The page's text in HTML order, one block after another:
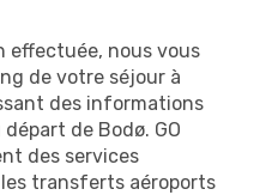
effectuée, nous vous
de votre séjour à
des informations
de Bodø. GO
des services
transferts aéroports